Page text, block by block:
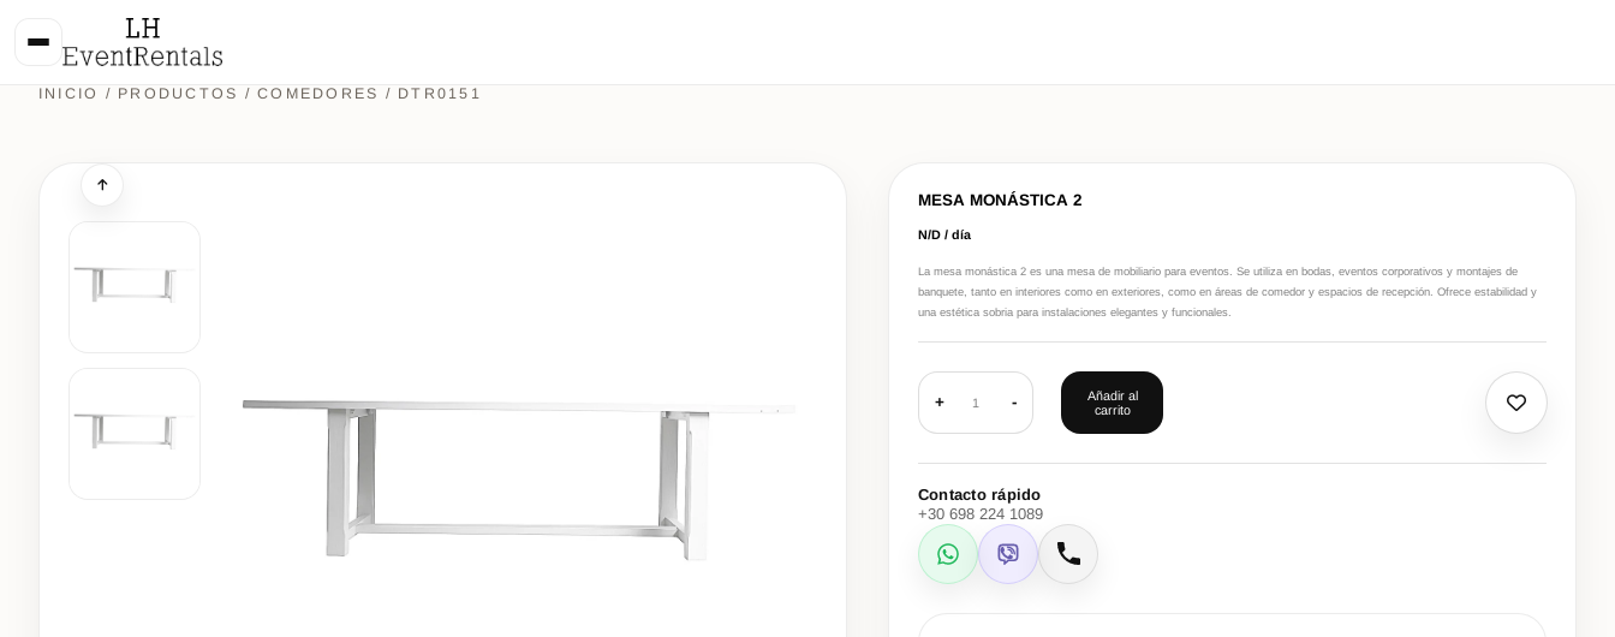
INICIO / PRODUCTOS /COMEDORES / DTR0151
MESA MONÁSTICA 2
N/D / día
La mesa monástica 2 es una mesa de mobiliario para eventos. Se utiliza en bodas, eventos corporativos y montajes de
banquete, tanto en interiores como en exteriores, como en áreas de comedor y espacios de recepción. Ofrece estabilidad y
una estética sobria para instalaciones elegantes y funcionales.
+ 1 -
Añadir al
carrito
Contacto rápido
+30 698 224 1089
WhatsApp
Viber Llamar